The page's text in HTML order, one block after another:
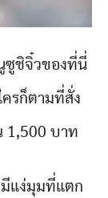
ซูชิจิ๋วของที่นี่
ครก็ตามที่สั่ง
1,500 บาท
มีแง่มุมที่แตก